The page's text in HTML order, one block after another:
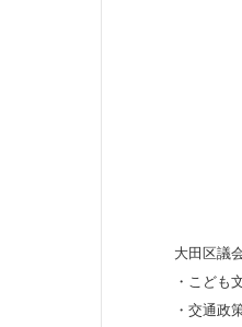
大田区議
・こども
・交通政